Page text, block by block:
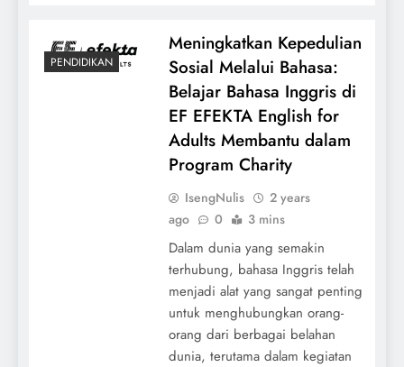
PENDIDIKAN
Meningkatkan Kepedulian
Sosial Melalui Bahasa:
Belajar Bahasa Inggris di
EF EFEKTA English for
Adults Membantu dalam
Program Charity
IsengNulis
2 years
ago
0 3 mins
Dalam dunia yang semakin
terhubung, bahasa Inggris telah
menjadi alat yang sangat penting
untuk menghubungkan orang-
orang dari berbagai belahan
dunia, terutama dalam kegiatan